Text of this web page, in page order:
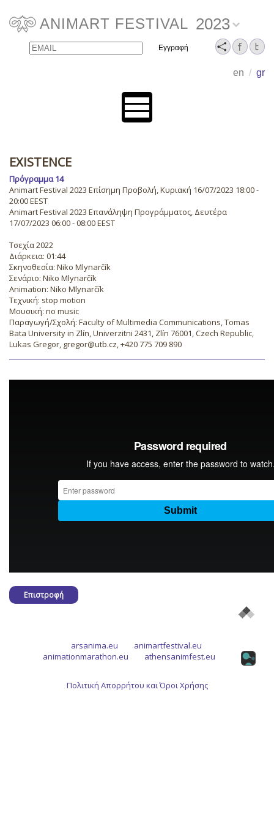
ANIMART FESTIVAL 2023
en / gr
Email Name
EXISTENCE
Πρόγραμμα 14
Animart Festival 2023 Επίσημη Προβολή, Κυριακή 16/07/2023 18:00 -
20:00 EEST
Animart Festival 2023 Επανάληψη Προγράμματος, Δευτέρα
17/07/2023 06:00 - 08:00 EEST
Τσεχία 2022
Διάρκεια: 01:44
Σκηνοθεσία: Niko Mlynarčík
Σενάριο: Niko Mlynarčík
Animation: Niko Mlynarčík
Τεχνική: stop motion
Μουσική: no music
Παραγωγή/Σχολή: Faculty of Multimedia Communications, Tomas
Bata University in Zlín, Univerzitni 2431, Zlín 76001, Czech Republic,
Lukas Gregor, gregor@utb.cz, +420 775 709 890
Επιστροφή
arsanima.eu
animartfestival.eu
animationmarathon.eu
athensanimfest.eu
Πολιτική Απορρήτου και Όροι Χρήσης